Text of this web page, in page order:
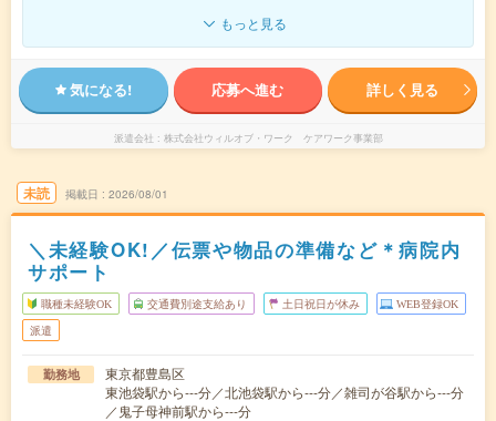
もっと見る
気になる! 応募へ進む 詳しく見る
派遣会社 株式会社ウィルオブ・ワーク ケアワーク事業部
未読 掲載日 2026/08/01
＼未経験OK!／伝票や物品の準備など＊病院内
サポート
職種未経験OK 交通費別途支給あり 土日祝日が休み WEB登録OK
派遣
勤務地
東京都豊島区
東池袋駅から---分／北池袋駅から---分／雑司が谷駅から---分
／鬼子母神前駅から---分